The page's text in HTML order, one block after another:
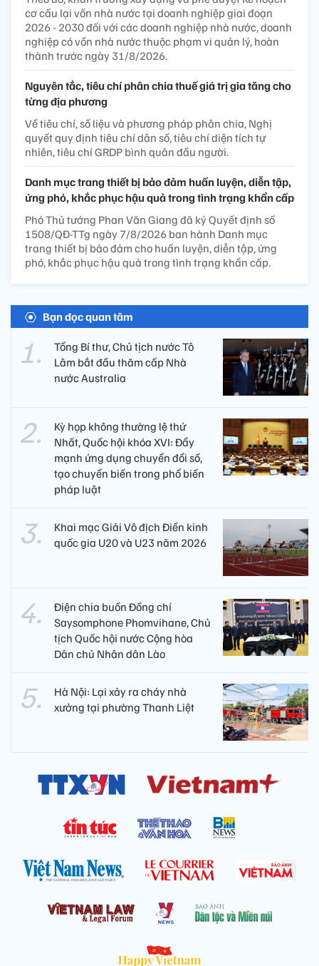
cơ cấu lại vốn nhà nước tại doanh nghiệp giai đoạn
2026 - 2030 đối với các doanh nghiệp nhà nước, doanh
nghiệp có vốn nhà nước thuộc phạm vi quản lý, hoàn
thành trước ngày 31/8/2026.
Nguyên tắc, tiêu chí phân chia thuế giá trị gia tăng cho
từng địa phương
Về tiêu chí, số liệu và phương pháp phân chia, Nghị
quyết quy định tiêu chí dân số, tiêu chí diện tích tự
nhiên, tiêu chí GRDP bình quân đầu người.
Danh mục trang thiết bị bảo đảm huấn luyện, diễn tập,
ứng phó, khắc phục hậu quả trong tình trạng khẩn cấp
Phó Thủ tướng Phan Văn Giang đã ký Quyết định số
1508/QĐ-TTg ngày 7/8/2026 ban hành Danh mục
trang thiết bị bảo đảm cho huấn luyện, diễn tập, ứng
phó, khắc phục hậu quả trong tình trạng khẩn cấp.
Bạn đọc quan tâm
Tổng Bí thư, Chủ tịch nước Tô
Lâm bắt đầu thăm cấp Nhà
nước Australia
Kỳ họp không thường lệ thứ
Nhất, Quốc hội khóa XVI: Đẩy
mạnh ứng dụng chuyển đổi số,
tạo chuyển biến trong phổ biến
pháp luật
Khai mạc Giải Vô địch Điền kinh
quốc gia U20 và U23 năm 2026
Điện chia buồn Đồng chí
Saysomphone Phomvihane, Chủ
tịch Quốc hội nước Cộng hòa
Dân chủ Nhân dân Lào
Hà Nội: Lại xảy ra cháy nhà
xưởng tại phường Thanh Liệt